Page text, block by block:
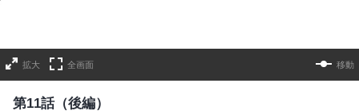
拡大 全画面 移動
第11話（後編）